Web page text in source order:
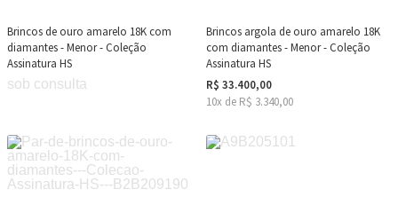
Brincos de ouro amarelo 18K com
diamantes - Menor - Coleção
Assinatura HS
sob consulta
Brincos argola de ouro amarelo 18K
com diamantes - Menor - Coleção
Assinatura HS
R$ 33.400,00
10x de R$ 3.340,00